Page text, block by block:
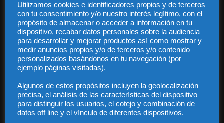
Audiencia y Publicidad
Quiénes somos
Legal
Privacidad
Contacto
Contáctanos: info@diariojuridico.com
Utilizamos cookies e identificadores propios y de terceros
con tu consentimiento y/o nuestro interés legítimo, con el
propósito de almacenar o acceder a información en tu
dispositivo, recabar datos personales sobre la audiencia
para desarrollar y mejorar productos así como mostrar y
medir anuncios propios y/o de terceros y/o contenido
personalizados basándonos en tu navegación (por
ejemplo páginas visitadas).
Algunos de estos propósitos incluyen la geolocalización
precisa, el análisis de las características del dispositivo
para distinguir los usuarios, el cotejo y combinación de
datos off line y el vínculo de diferentes dispositivos.